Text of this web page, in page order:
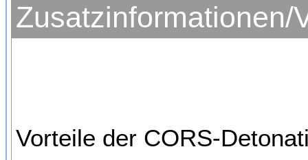
Zusatzinformationen/
Vorteile der CORS-